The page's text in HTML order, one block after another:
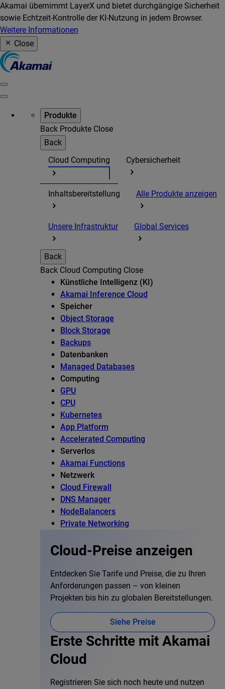
Akamai übernimmt LayerX und bietet durchgängige Sicherheit
sowie Echtzeit-Kontrolle der KI-Nutzung in jedem Browser.
Weitere Informationen
Close
Produkte
Back Produkte Close
Back
Cloud Computing
Cybersicherheit
Inhaltsbereitstellung Alle Produkte anzeigen
Unsere Infrastruktur Global Services
Back
Back Cloud Computing Close
Künstliche Intelligenz (KI)
Akamai Inference Cloud
Speicher
Object Storage
Block Storage
Backups
Datenbanken
Managed Databases
Computing
GPU
CPU
Kubernetes
App Platform
Accelerated Computing
Serverlos
Akamai Functions
Netzwerk
Cloud Firewall
DNS Manager
NodeBalancers
Private Networking
Cloud-Preise anzeigen
Entdecken Sie Tarife und Preise, die zu Ihren
Anforderungen passen – von kleinen
Projekten bis hin zu globalen Bereitstellungen.
Siehe Preise
Erste Schritte mit Akamai
Cloud
Registrieren Sie sich noch heute und nutzen